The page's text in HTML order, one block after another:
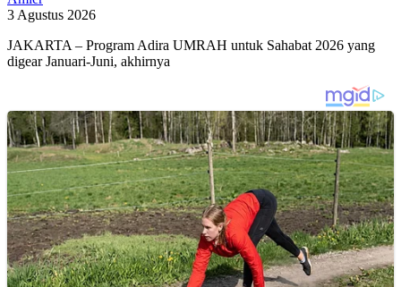
3 Agustus 2026
JAKARTA – Program Adira UMRAH untuk Sahabat 2026 yang
digear Januari-Juni, akhirnya